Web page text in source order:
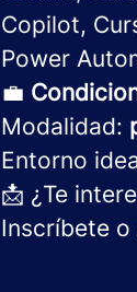
Copilot,
Power
💼
Modalidad:
Entorno
📩 ¿Te
Inscríbete o